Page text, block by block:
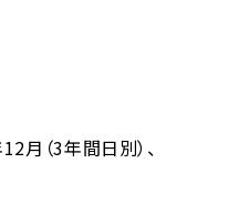
月（3年間日別）、